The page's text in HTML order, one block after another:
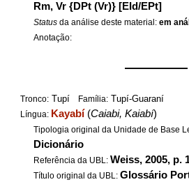
Rm, Vr {DPt (Vr)} [EId/EPt]
Status da análise deste material:em
Anotação:
——————
Tronco: Tupí Família: Tupí-Guaraní
Língua: Kayabí (Caiabi, Kaiabí)
Tipologia original da Unidade de Base
Dicionário
Referência da UBL:Weiss, 2005, p.
Título original da UBL:Glossário